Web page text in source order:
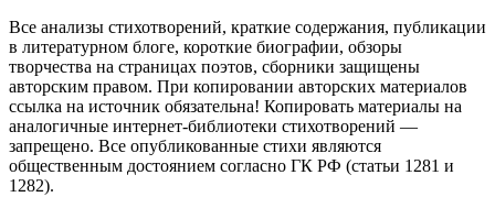
Все анализы стихотворений, краткие содержания, публикации
в литературном блоге, короткие биографии, обзоры
творчества на страницах поэтов, сборники защищены
авторским правом. При копировании авторских материалов
ссылка на источник обязательна! Копировать материалы на
аналогичные интернет-библиотеки стихотворений —
запрещено. Все опубликованные стихи являются
общественным достоянием согласно ГК РФ (статьи 1281 и
1282).